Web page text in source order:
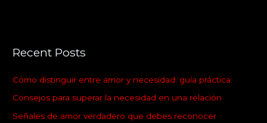
c
f
o
r
Recent Posts
Cómo distinguir entre amor y necesidad: guía práctica
Consejos para superar la necesidad en una relación
Señales de amor verdadero que debes reconocer